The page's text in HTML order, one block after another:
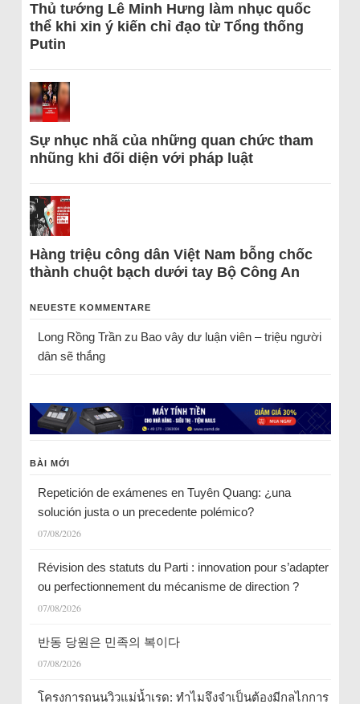
Thủ tướng Lê Minh Hưng làm nhục quốc
thể khi xin ý kiến chỉ đạo từ Tổng thống
Putin
Sự nhục nhã của những quan chức tham
nhũng khi đối diện với pháp luật
Hàng triệu công dân Việt Nam bỗng chốc
thành chuột bạch dưới tay Bộ Công An
NEUESTE KOMMENTARE
Long Rồng Trầnzu Bao vây dư luận viên – triệu người
dân sẽ thắng
BÀI MỚI
Repetición de exámenes en Tuyên Quang: ¿una
solución justa o un precedente polémico?
07/08/2026
Révision des statuts du Parti : innovation pour s’adapter
ou perfectionnement du mécanisme de direction ?
07/08/2026
반동 당원은 민족의 복이다
07/08/2026
โครงการถนนวิวแม่น้ำเรด: ทำไมจึงจำเป็นต้องมีกลไกการ